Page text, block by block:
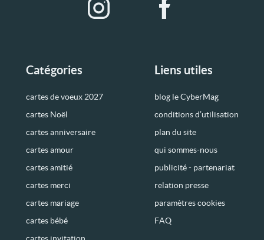
Catégories
cartes de voeux 2027
cartes Noël
cartes anniversaire
cartes amour
cartes amitié
cartes merci
cartes mariage
cartes bébé
cartes invitation
Liens utiles
blog le CyberMag
conditions d’utilisation
plan du site
qui sommes-nous
publicité - partenariat
relation presse
paramètres cookies
FAQ